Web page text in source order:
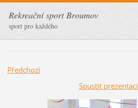
Rekreační sport Broumov
sport pro každého
Předchozí
Spustit prezentaci